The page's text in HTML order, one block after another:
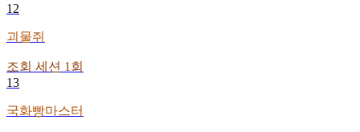
12
괴물쥐
조회 세션 1 회
13
국화빵마스터